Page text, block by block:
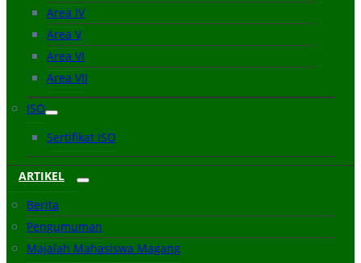
Area IV
Area V
Area VI
Area VII
ISO
Sertifikat ISO
ARTIKEL
Berita
Pengumuman
Majalah Mahasiswa Magang